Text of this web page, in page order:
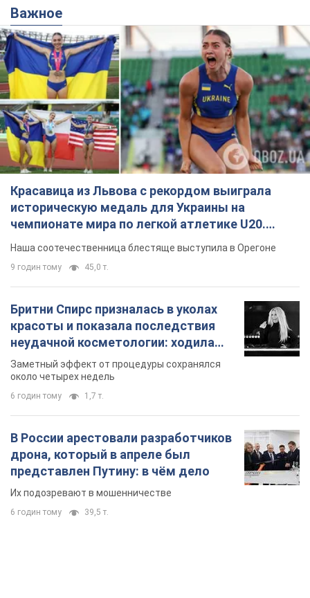
Важное
Красавица из Львова с рекордом выиграла
историческую медаль для Украины на
чемпионате мира по легкой атлетике U20.
Видео
Наша соотечественница блестяще выступила в Орегоне
9 годин тому 45,0 т.
Бритни Спирс призналась в уколах
красоты и показала последствия
неудачной косметологии: ходила
так почти месяц
Заметный эффект от процедуры сохранялся
около четырех недель
6 годин тому 1,7 т.
В России арестовали разработчиков
дрона, который в апреле был
представлен Путину: в чём дело
Их подозревают в мошенничестве
6 годин тому 39,5 т.